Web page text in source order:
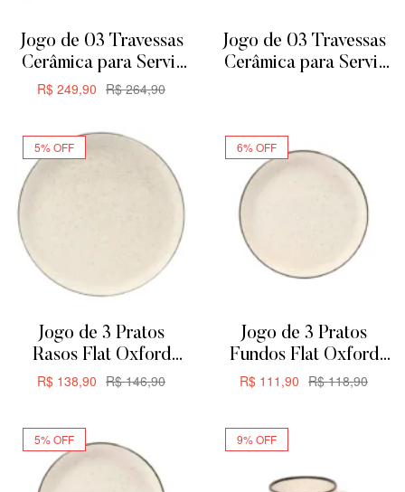
Jogo de 03 Travessas
Cerâmica para Servir
ou Forno de Barro –
29cm1,875L
R$264,90
R$ 249,90
Jogo de 03 Travessas
Cerâmica para Servir
5% OFF
Jogo de 3 Pratos
Rasos Flat Oxford
Duna 26cm
R$146,90
R$ 138,90
6% OFF
Jogo de 3 Pratos
Fundos Flat Oxford
Duna 20,5cm
R$118,90
R$ 111,90
5% OFF 9% OFF